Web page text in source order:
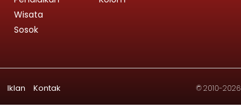
Wisata
Sosok
Iklan Kontak © 2010-2026